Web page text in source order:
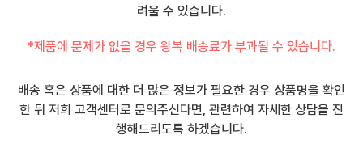
려울 수 있습니다.
*제품에 문제가 없을 경우 왕복 배송료가 부과될 수 있습니다.
배송 혹은 상품에 대한 더 많은 정보가 필요한 경우 상품명을 확인
한 뒤 저희 고객센터로 문의주신다면, 관련하여 자세한 상담을 진
행해드리도록 하겠습니다.